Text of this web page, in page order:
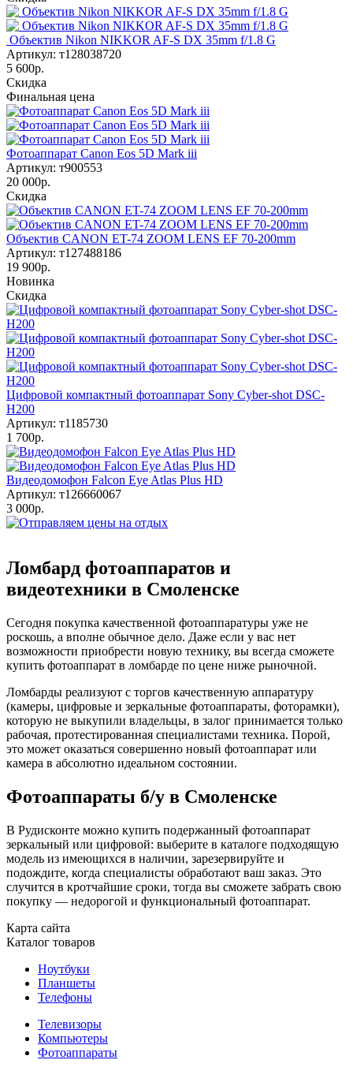
Объектив Nikon NIKKOR AF-S DX 35mm f/1.8 G
Артикул: т128038720
5 600р.
Скидка
Финальная цена
Фотоаппарат Canon Eos 5D Mark iii
Артикул: т900553
20 000р.
Скидка
Объектив CANON ET-74 ZOOM LENS EF 70-200mm
Артикул: т127488186
19 900р.
Новинка
Скидка
Цифровой компактный фотоаппарат Sony Cyber-shot DSC-
H200
Артикул: т1185730
1 700р.
Видеодомофон Falcon Eye Atlas Plus HD
Артикул: т126660067
3 000р.
Ломбард фотоаппаратов и
видеотехники в Смоленске
Сегодня покупка качественной фотоаппаратуры уже не
роскошь, а вполне обычное дело. Даже если у вас нет
возможности приобрести новую технику, вы всегда сможете
купить фотоаппарат в ломбарде по цене ниже рыночной.
Ломбарды реализуют с торгов качественную аппаратуру
(камеры, цифровые и зеркальные фотоаппараты, фоторамки),
которую не выкупили владельцы, в залог принимается только
рабочая, протестированная специалистами техника. Порой,
это может оказаться совершенно новый фотоаппарат или
камера в абсолютно идеальном состоянии.
Фотоаппараты б/у в Смоленске
В Рудисконте можно купить подержанный фотоаппарат
зеркальный или цифровой: выберите в каталоге подходящую
модель из имеющихся в наличии, зарезервируйте и
подождите, когда специалисты обработают ваш заказ. Это
случится в кротчайшие сроки, тогда вы сможете забрать свою
покупку — недорогой и функциональный фотоаппарат.
Карта сайта
Каталог товаров
Ноутбуки
Планшеты
Телефоны
Телевизоры
Компьютеры
Фотоаппараты